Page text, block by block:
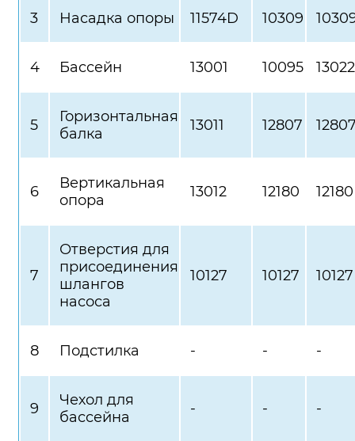
3 Насадка опоры 11574D 10309
4 Бассейн 13001 10095 13022
5
Горизонтальная
балка
13011 12807
6
Вертикальная
опора
13012 12180 12180
7
Отверстия для
присоединения
шлангов
насоса
10127 10127 10127
8 Подстилка - - -
9
Чехол для
бассейна
- - -